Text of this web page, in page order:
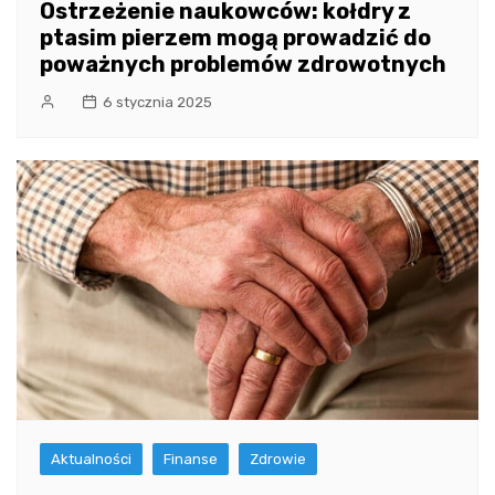
Ostrzeżenie naukowców: kołdry z
ptasim pierzem mogą prowadzić do
poważnych problemów zdrowotnych
6 stycznia 2025
Aktualności Finanse Zdrowie